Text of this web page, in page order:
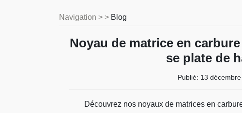
Navigation > > Blog
Noyau de matrice en
se plate de
Publié: 13
Découvrez nos noyaux de matrices en